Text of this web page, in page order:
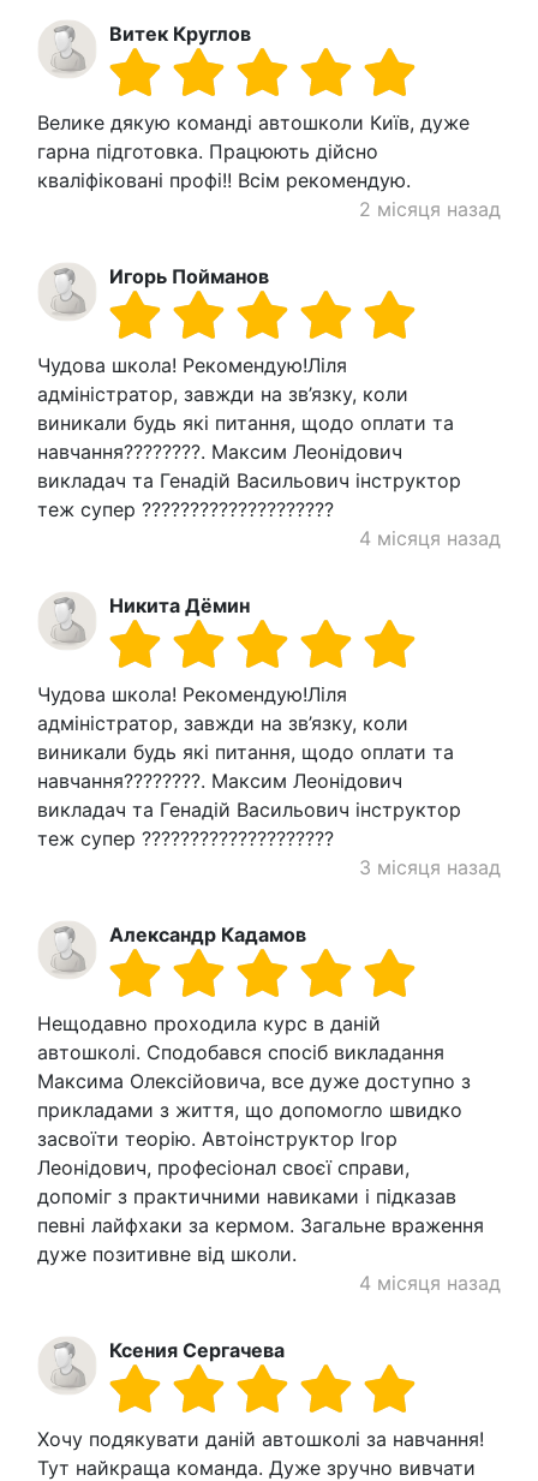
Витек Круглов
Велике дякую команді автошколи Київ, дуже
гарна підготовка. Працюють дійсно
кваліфіковані профі!! Всім рекомендую.
2 місяця назад
Игорь Пойманов
Чудова школа! Рекомендую!Ліля
адміністратор, завжди на зв’язку, коли
виникали будь які питання, щодо оплати та
навчання????????. Максим Леонідович
викладач та Генадій Васильович інструктор
теж супер ????????????????????
4 місяця назад
Никита Дёмин
Чудова школа! Рекомендую!Ліля
адміністратор, завжди на зв’язку, коли
виникали будь які питання, щодо оплати та
навчання????????. Максим Леонідович
викладач та Генадій Васильович інструктор
теж супер ????????????????????
3 місяця назад
Александр Кадамов
Нещодавно проходила курс в даній
автошколі. Сподобався спосіб викладання
Максима Олексійовича, все дуже доступно з
прикладами з життя, що допомогло швидко
засвоїти теорію. Автоінструктор Ігор
Леонідович, професіонал своєї справи,
допоміг з практичними навиками і підказав
певні лайфхаки за кермом. Загальне враження
дуже позитивне від школи.
4 місяця назад
Ксения Сергачева
Хочу подякувати даній автошколі за навчання!
Тут найкраща команда. Дуже зручно вивчати